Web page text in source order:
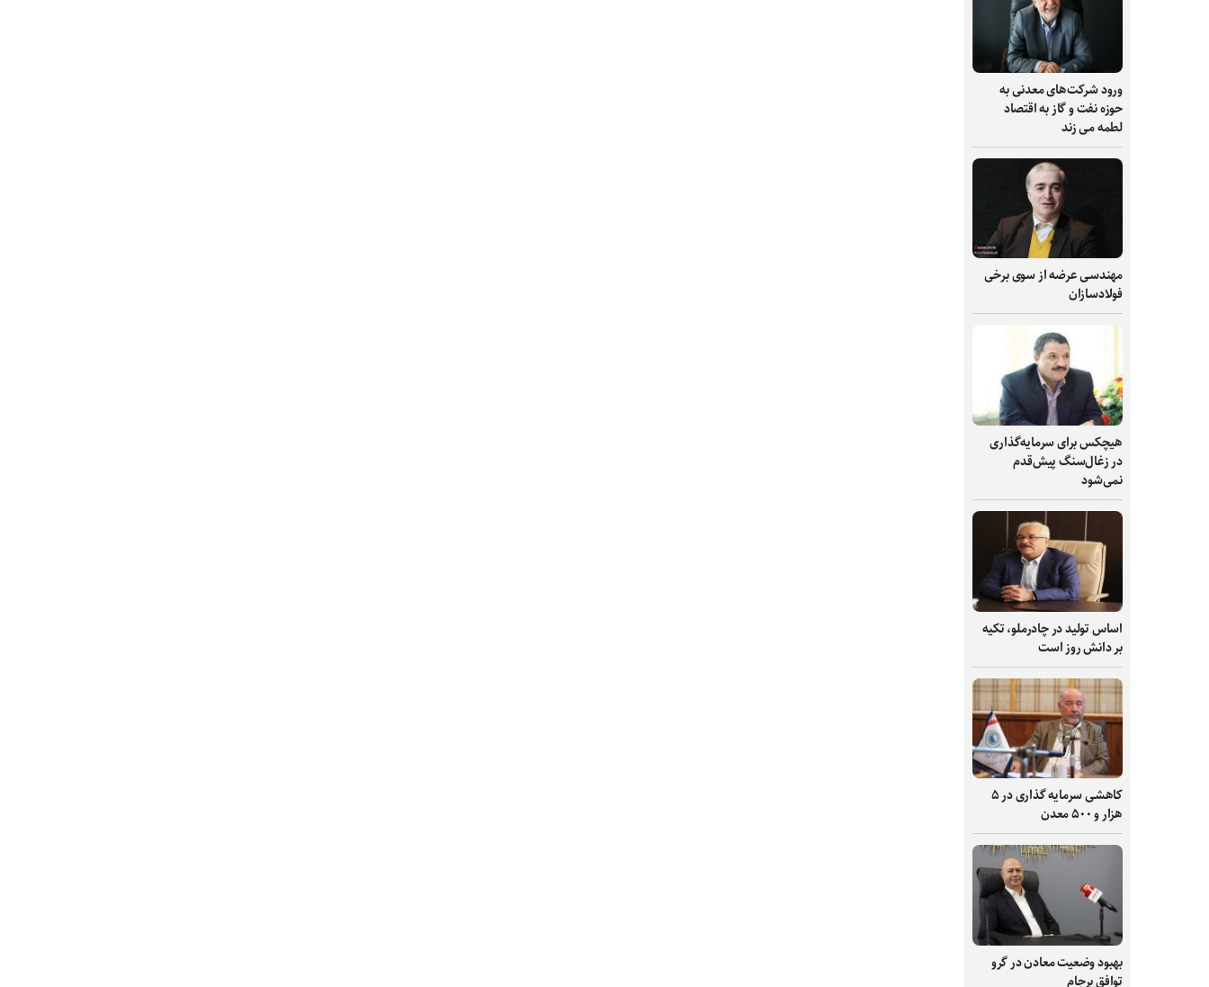
ورود شرکت‌های معدنی به
حوزه نفت و گاز به اقتصاد
لطمه می زند
مهندسی عرضه از سوی برخی
فولادسازان
هیچکس برای سرمایه‌گذاری
در زغال‌سنگ پیش‌قدم
نمی‌شود
اساس تولید در چادرملو، تکیه
بر دانش‌ روز است
کاهشی سرمایه گذاری در ۵
هزار و ۵۰۰ معدن
بهبود وضعیت معادن در گرو
توافق برجام